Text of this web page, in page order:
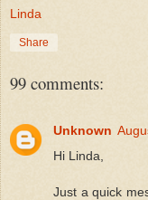
Linda
Share
99 comments:
Unknown
Hi Linda,
Just a quick